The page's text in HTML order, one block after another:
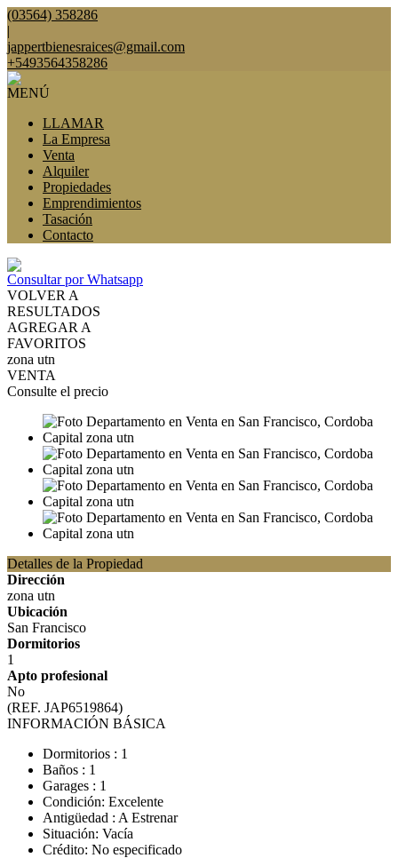
(03564) 358286
|
jappertbienesraices@gmail.com
+5493564358286
MENÚ
LLAMAR
La Empresa
Venta
Alquiler
Propiedades
Emprendimientos
Tasación
Contacto
Consultar por Whatsapp
VOLVER A
RESULTADOS
AGREGAR A
FAVORITOS
zona utn
VENTA
Consulte el precio
Detalles de la Propiedad
Dirección
zona utn
Ubicación
San Francisco
Dormitorios
1
Apto profesional
No
(REF. JAP6519864)
INFORMACIÓN BÁSICA
Dormitorios : 1
Baños : 1
Garages : 1
Condición: Excelente
Antigüedad : A Estrenar
Situación: Vacía
Crédito: No especificado